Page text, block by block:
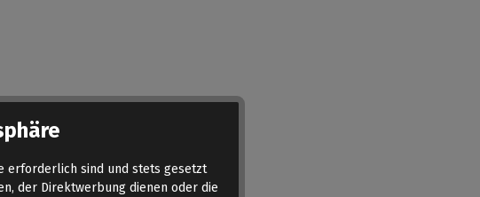
erforderlich sind und stets gesetzt
der Direktwerbung dienen oder die